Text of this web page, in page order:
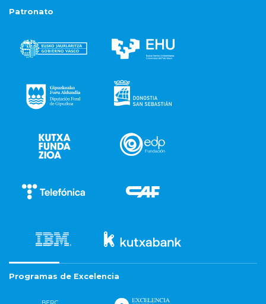
Patronato
Programas de Excelencia